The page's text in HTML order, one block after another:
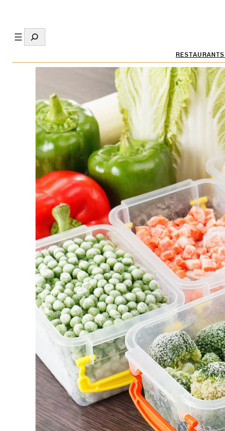
Search
RESTAURANTS